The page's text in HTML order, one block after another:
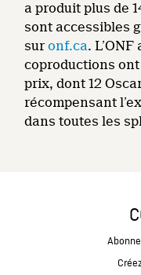
a produit plus de
sont accessibles
suronf.ca.
coproductions
prix, dont 12
récompensant
dans toutes les